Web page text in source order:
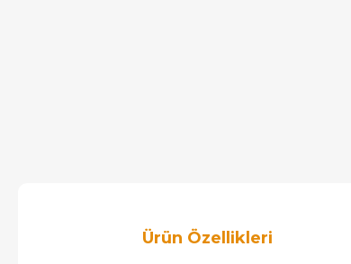
Ürün Özellikleri